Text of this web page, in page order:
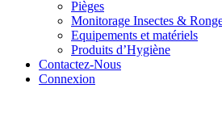
Pièges
Monitorage Insectes &
Equipements et matériels
Produits d’Hygiène
Contactez-Nous
Connexion